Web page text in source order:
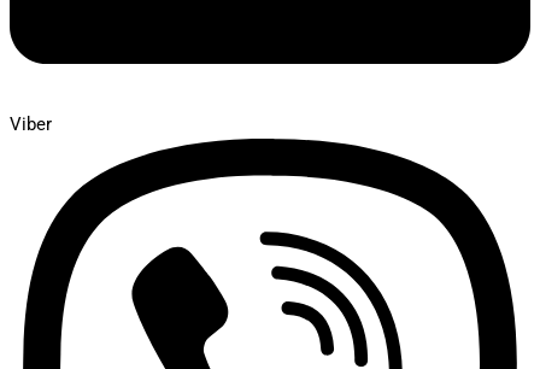
Viber